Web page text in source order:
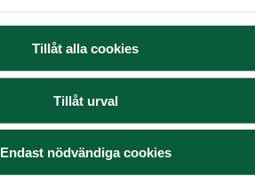
Tillåt alla cookies
Tillåt urval
Endast nödvändiga cookies